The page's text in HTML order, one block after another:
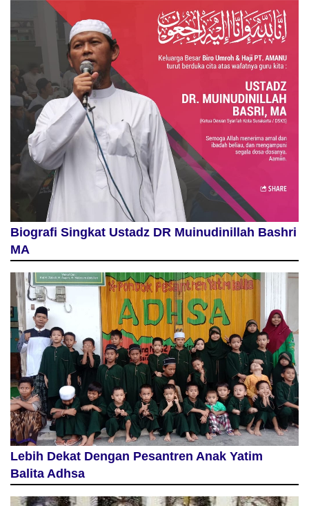
Biografi Singkat Ustadz DR Muinudinillah Bashri
MA
Lebih Dekat Dengan Pesantren Anak Yatim
Balita Adhsa